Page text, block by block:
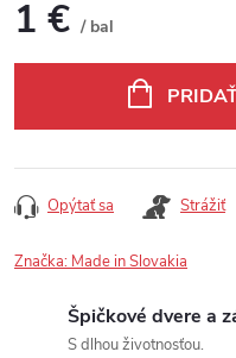
1 € / bal
Opýtať sa Strážiť
Značka: Made in Slovakia
Špičkové dvere a
S dlhou životnosťou.